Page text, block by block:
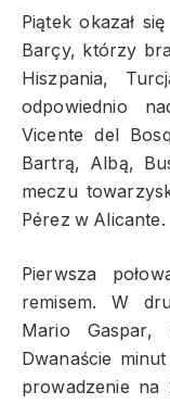
Piątek okazał
Barçy, którzy
Hiszpania,
odpowiednio
Vicente del
Bartrą, Albą,
meczu
Pérez w Alicante.
Pierwsza
remisem. W
Mario
Dwanaście
prowadzenie